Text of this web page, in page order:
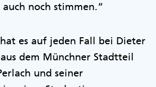
auch noch stimmen.“
es auf jeden Fall bei Dieter
dem Münchner Stadtteil
und seiner